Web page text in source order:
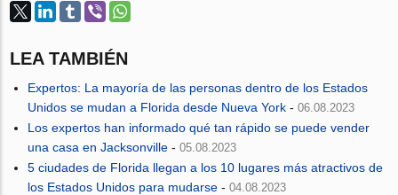
LEA TAMBIÉN
Expertos: La mayoría de las personas dentro de los Estados
Unidos se mudan a Florida desde Nueva York -06.08.2023
Los expertos han informado qué tan rápido se puede vender
una casa en Jacksonville -05.08.2023
5 ciudades de Florida llegan a los 10 lugares más atractivos de
los Estados Unidos para mudarse -04.08.2023